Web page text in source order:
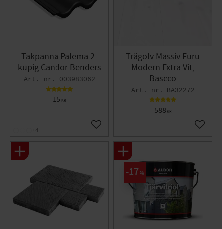
Takpanna Palema 2-
kupig Candor Benders
003983062
15 KR
Lägg till i favoriter
+4
Trägolv Massiv Furu
Modern Extra Vit,
Baseco
BA32272
588 KR
Lägg
17 %